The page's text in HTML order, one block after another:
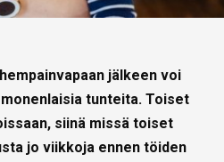
jälkeen voi
tunteita. Toiset
siinä missä toiset
jo viikkoja ennen töiden